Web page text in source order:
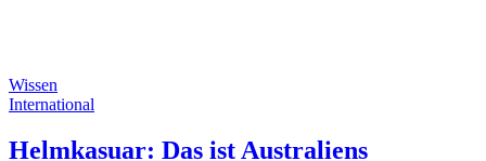
Wissen
International
Helmkasuar: Das ist Australiens